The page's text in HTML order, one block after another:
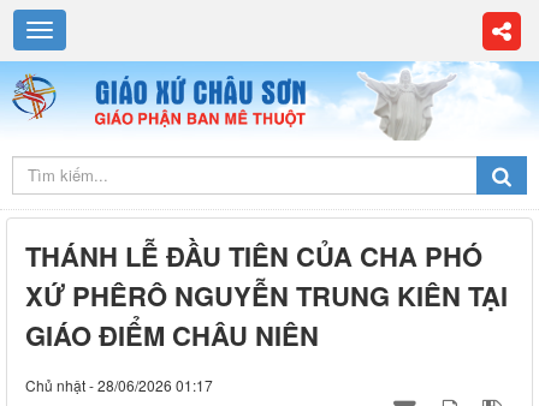
THÁNH LỄ ĐẦU TIÊN CỦA CHA PHÓ
XỨ PHÊRÔ NGUYỄN TRUNG KIÊN TẠI
GIÁO ĐIỂM CHÂU NIÊN
Chủ nhật - 28/06/2026 01:17